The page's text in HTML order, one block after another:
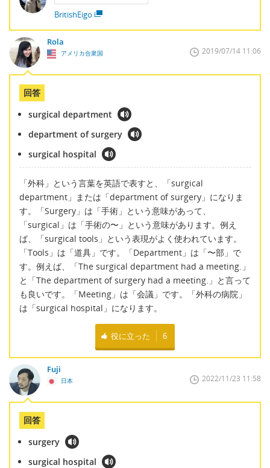
BritishEigo
Rola
アメリカ合衆国 2019/07/14 11:06
回答
surgical department
department of surgery
surgical hospital
「外科」という言葉を英語で表すと、「surgical
department」または「department of surgery」になりま
す。「Surgery」は「手術」という意味があって、
「surgical」は「手術の〜」という意味があります。例え
ば、「surgical tools」という表現がよく使われています。
「Tools」は「道具」です。「Department」は「〜部」で
す。例えば、「The surgical department had a meeting.」
と「The department of surgery had a meeting.」と言って
も良いです。「Meeting」は「会議」です。「外科の病院」
は「surgical hospital」になります。
役に立った 6
Fuji
日本 2022/11/23 11:58
回答
surgery
surgical hospital